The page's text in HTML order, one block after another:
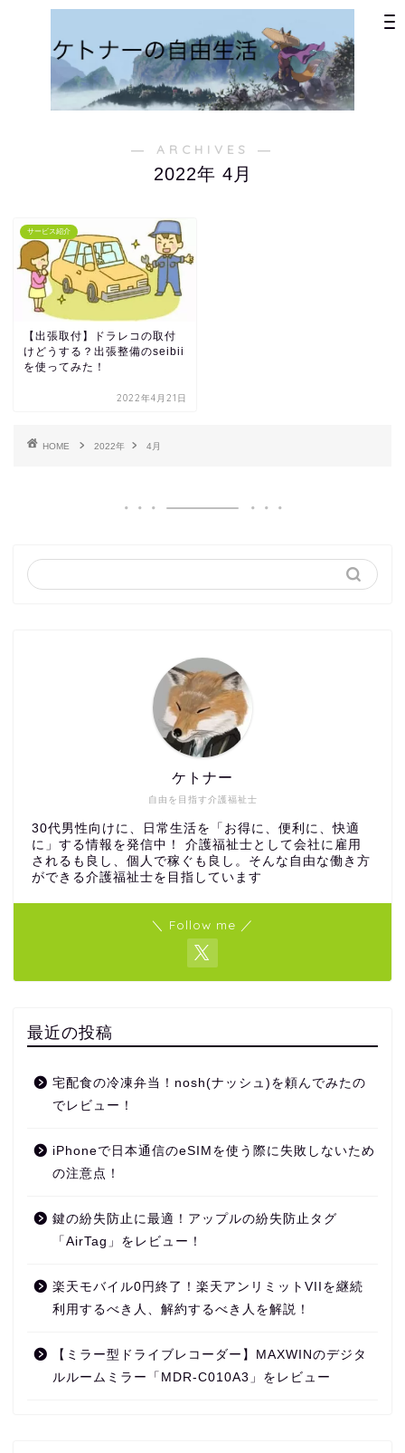
― ARCHIVES ―
2022年 4月
サービス紹介
【出張取付】ドラレコの取付
けどうする？出張整備のseibii
を使ってみた！
2022年4月21日
HOME 2022年 4月
自由を目指す介護福祉士
ケトナー
30代男性向けに、日常生活を「お得に、便利に、快適
に」する情報を発信中！ 介護福祉士として会社に雇用
されるも良し、個人で稼ぐも良し。そんな自由な働き方
ができる介護福祉士を目指しています
＼ Follow me ／
最近の投稿
宅配食の冷凍弁当！nosh(ナッシュ)を頼んでみたの
でレビュー！
iPhoneで日本通信のeSIMを使う際に失敗しないため
の注意点！
鍵の紛失防止に最適！アップルの紛失防止タグ
「AirTag」をレビュー！
楽天モバイル0円終了！楽天アンリミットVIIを継続
利用するべき人、解約するべき人を解説！
【ミラー型ドライブレコーダー】MAXWINのデジタ
ルルームミラー「MDR-C010A3」をレビュー